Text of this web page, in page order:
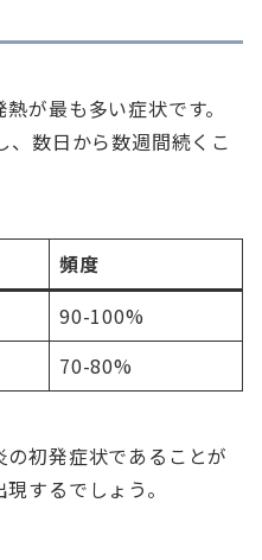
が最も多い症状です。
数日から数週間続くこ
頻度
90-100%
70-80%
初発症状であることが
するでしょう。